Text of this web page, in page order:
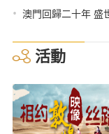
• 澳門回歸二十年 盛
活動